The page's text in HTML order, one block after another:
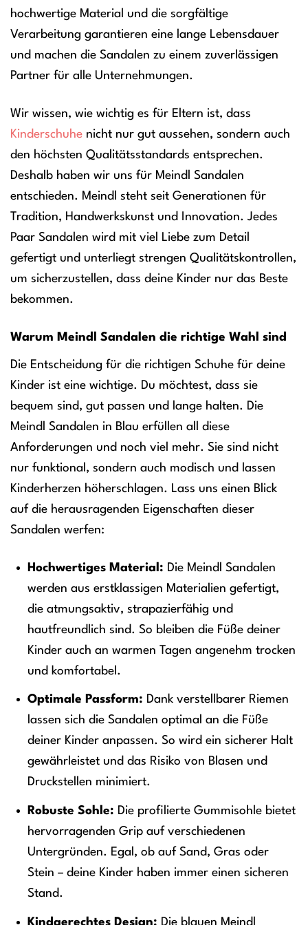
hochwertige Material und die sorgfältige
Verarbeitung garantieren eine lange Lebensdauer
und machen die Sandalen zu einem zuverlässigen
Partner für alle Unternehmungen.
Wir wissen, wie wichtig es für Eltern ist, dass
Kinderschuhe nicht nur gut aussehen, sondern auch
den höchsten Qualitätsstandards entsprechen.
Deshalb haben wir uns für Meindl Sandalen
entschieden. Meindl steht seit Generationen für
Tradition, Handwerkskunst und Innovation. Jedes
Paar Sandalen wird mit viel Liebe zum Detail
gefertigt und unterliegt strengen Qualitätskontrollen,
um sicherzustellen, dass deine Kinder nur das Beste
bekommen.
Warum Meindl Sandalen die richtige Wahl sind
Die Entscheidung für die richtigen Schuhe für deine
Kinder ist eine wichtige. Du möchtest, dass sie
bequem sind, gut passen und lange halten. Die
Meindl Sandalen in Blau erfüllen all diese
Anforderungen und noch viel mehr. Sie sind nicht
nur funktional, sondern auch modisch und lassen
Kinderherzen höherschlagen. Lass uns einen Blick
auf die herausragenden Eigenschaften dieser
Sandalen werfen:
Hochwertiges Material: Die Meindl Sandalen
werden aus erstklassigen Materialien gefertigt,
die atmungsaktiv, strapazierfähig und
hautfreundlich sind. So bleiben die Füße deiner
Kinder auch an warmen Tagen angenehm trocken
und komfortabel.
Optimale Passform: Dank verstellbarer Riemen
lassen sich die Sandalen optimal an die Füße
deiner Kinder anpassen. So wird ein sicherer Halt
gewährleistet und das Risiko von Blasen und
Druckstellen minimiert.
Robuste Sohle: Die profilierte Gummisohle bietet
hervorragenden Grip auf verschiedenen
Untergründen. Egal, ob auf Sand, Gras oder
Stein – deine Kinder haben immer einen sicheren
Stand.
Kindgerechtes Design: Die blauen Meindl